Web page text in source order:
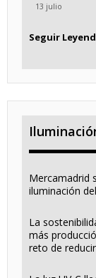
13 julio
Seguir
Mercamadrid
iluminación
La
más
reto de